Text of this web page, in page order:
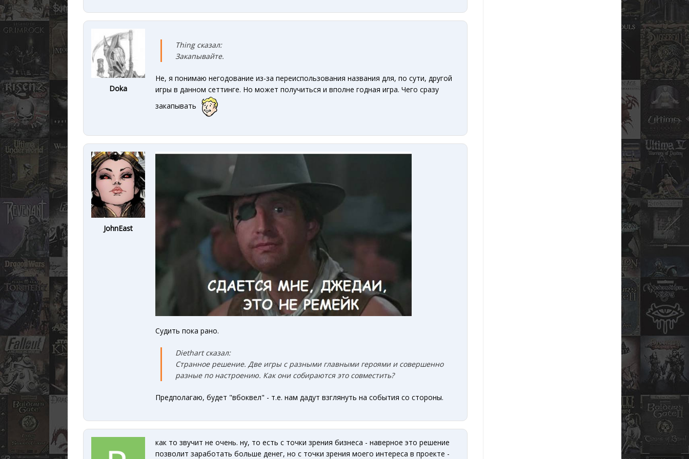
Doka
Thing сказал:
Закапывайте.
Не, я понимаю негодование из-за переиспользования названия для, по сути, другой
игры в данном сеттинге. Но может получиться и вполне годная игра. Чего сразу
закапывать
JohnEast
Судить пока рано.
Diethart сказал:
Странное решение. Две игры с разными главными героями и совершенно
разные по настроению. Как они собираются это совместить?
Предполагаю, будет "вбоквел" - т.е. нам дадут взглянуть на события со стороны.
как то звучит не очень. ну, то есть с точки зрения бизнеса - наверное это решение
позволит заработать больше денег, но с точки зрения моего интереса в проекте -